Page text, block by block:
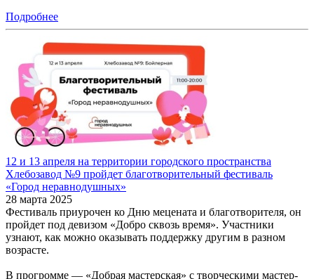
Подробнее
12 и 13 апреля на территории городского пространства
Хлебозавод №9 пройдет благотворительный фестиваль
«Город неравнодушных»
28 марта 2025
Фестиваль приурочен ко Дню мецената и благотворителя, он
пройдет под девизом «Добро сквозь время». Участники
узнают, как можно оказывать поддержку другим в разном
возрасте.
В прогромме — «Добрая мастерская» с творческими мастер-